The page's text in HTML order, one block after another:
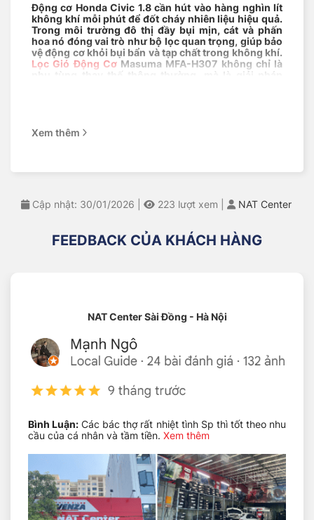
Động cơ Honda Civic 1.8 cần hút vào hàng nghìn lít
không khí mỗi phút để đốt cháy nhiên liệu hiệu quả.
Trong môi trường đô thị đầy bụi mịn, cát và phấn
hoa nó đóng vai trò như bộ lọc quan trọng, giúp bảo
vệ động cơ khỏi bụi bẩn và tạp chất trong không khí.
Lọc Gió Động Cơ Masuma MFA-H307 không chỉ là
phụ tùng thay thế thông thường, mà là giải pháp
Lọc Gió Masuma MFA-H307
Lọc gió động cơ là gì và vì sao cần thay định kỳ?
Cấu tạo & công nghệ lọc tiên tiến
Ứng dụng & mã đối chiếu chính xác
Hướng Dẫn Thay Thế & Bảo Trì
Xem thêm
Cập nhật: 30/01/2026 223 lượt xem NAT Center
FEEDBACK CỦA KHÁCH HÀNG
NAT Center Sài Đồng - Hà Nội
Bình Luận: Các bác thợ rất nhiệt tình Sp thì tốt theo nhu
cầu của cá nhân và tầm tiền. Xem thêm